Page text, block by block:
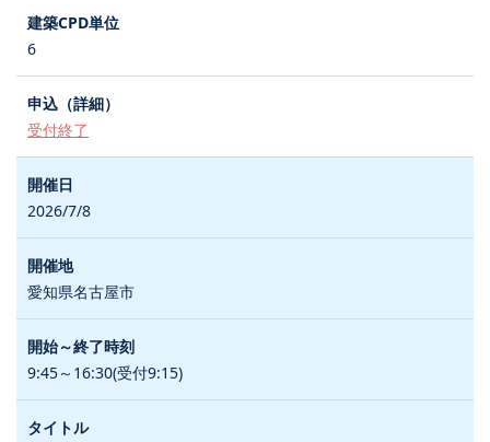
6
受付終了
2026/7/8
愛知県名古屋市
9:45～16:30(受付9:15)